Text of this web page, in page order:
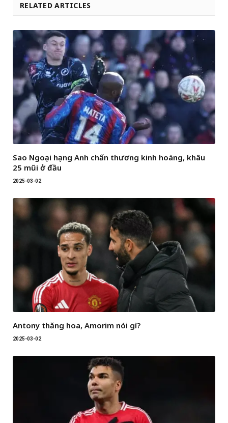
RELATED ARTICLES
Sao Ngoại hạng Anh chấn thương kinh hoàng, khâu
25 mũi ở đầu
2025-03-02
Antony thăng hoa, Amorim nói gì?
2025-03-02